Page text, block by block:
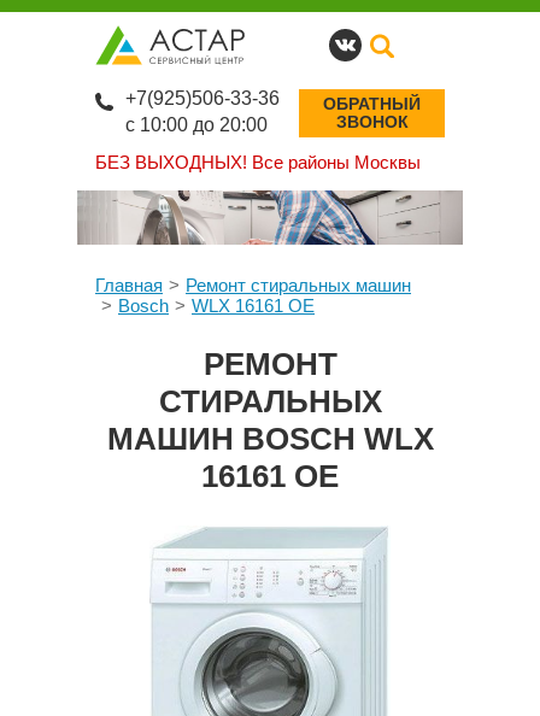
БЕЗ ВЫХОДНЫХ! Все районы Москвы
+7(925)506-33-36
с 10:00 до 20:00
ОБРАТНЫЙ
ЗВОНОК
Главная
Ремонт стиральных машин
Bosch
WLX 16161 OE
РЕМОНТ
СТИРАЛЬНЫХ
МАШИН BOSCH WLX
16161 OE